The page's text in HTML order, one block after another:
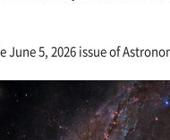
5, 2026 issue of